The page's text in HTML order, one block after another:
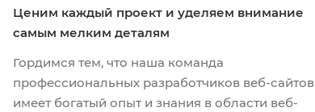
Ценим каждый проект и уделяем внимание
самым мелким деталям
Гордимся тем, что наша команда
профессиональных разработчиков веб-сайтов
имеет богатый опыт и знания в области веб-